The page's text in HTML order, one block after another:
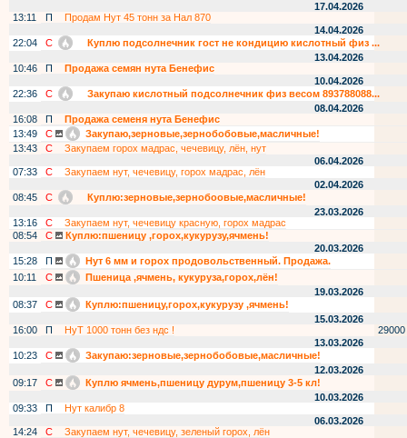
17.04.2026
13:11
П
Продам Нут 45 тонн за Нал 870
14.04.2026
22:04
С
Куплю подсолнечник гост не кондицию кислотный физ ...
13.04.2026
10:46
П
Продажа семян нута Бенефис
10.04.2026
22:36
С
Закупаю кислотный подсолнечник физ весом 893788088...
08.04.2026
16:08
П
Продажа семеня нута Бенефис
13:49
С
Закупаю,зерновые,зернобобовые,масличные!
13:43
С
Закупаем горох мадрас, чечевицу, лён, нут
06.04.2026
07:33
С
Закупаем нут, чечевицу, горох мадрас, лён
02.04.2026
08:45
С
Куплю:зерновые,зернобоовые,масличные!
23.03.2026
13:16
С
Закупаем нут, чечевицу красную, горох мадрас
08:54
С
Куплю:пшеницу ,горох,кукурузу,ячмень!
20.03.2026
15:28
П
Нут 6 мм и горох продовольственный. Продажа.
10:11
С
Пшеница ,ячмень, кукуруза,горох,лён!
19.03.2026
08:37
С
Куплю:пшеницу,горох,кукурузу ,ячмень!
15.03.2026
16:00
П НуТ 1000 тонн без ндс !
29000
13.03.2026
10:23
С
Закупаю:зерновые,зернобобовые,масличные!
12.03.2026
09:17
С
Куплю ячмень,пшеницу дурум,пшеницу 3-5 кл!
10.03.2026
09:33
П
Нут калибр 8
06.03.2026
14:24
С
Закупаем нут, чечевицу, зеленый горох, лён